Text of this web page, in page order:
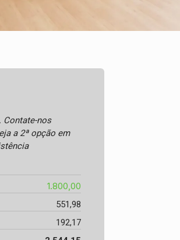
Contate-nos
a 2ª opção em
1.800,00
551,98
192,17